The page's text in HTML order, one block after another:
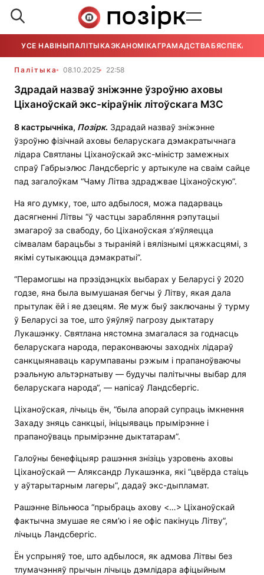
УСЕ НАВІНЫПАЛІТЫКАЭКАНОМІКАГРАМАДСТВАБЯСПЕКА
Палітыка 08.10.2025 22:58
Здрадай назваў зніжэнне ўзроўню аховы
Ціханоўскай экс-кіраўнік літоўскага МЗС
8 кастрычніка, Позірк. Здрадай назваў зніжэнне
ўзроўню фізічнай аховы беларускага дэмакратычнага
лідара Святланы Ціханоўскай экс-міністр замежных
спраў Габрыэлюс Ландсбергіс у артыкуле на сваім сайце
пад загалоўкам “Чаму Літва здраджвае Ціханоўскую”.
На яго думку, тое, што адбылося, можа падарваць
дасягненні Літвы “ў частцы зарабляння рэпутацыі
змагароў за свабоду, бо Ціханоўская з’яўляецца
сімвалам барацьбы з тыраніяй і вялізнымі цяжкасцямі, з
якімі сутыкаюцца дэмакратыі”.
“Перамогшы на прэзідэнцкіх выбарах у Беларусі ў 2020
годзе, яна была вымушаная бегчы ў Літву, якая дала
прытулак ёй і яе дзецям. Яе муж быў заключаны ў турму
ў Беларусі за тое, што ўяўляў пагрозу дыктатару
Лукашэнку. Святлана нястомна змагалася за годнасць
беларускага народа, пераконваючы заходніх лідараў
санкцыянаваць карумпаваны рэжым і прапаноўваючы
рэальную альтэрнатыву — будучы палітычны выбар для
беларускага народа“, — напісаў Ландсбергіс.
Ціханоўская, лічыць ён, “была апорай супраць імкнення
Захаду зняць санкцыі, ініцыяваць прымірэнне і
прапаноўваць прымірэнне дыктатарам”.
Галоўны бенефіцыяр рашэння знізіць узровень аховы
Ціханоўскай — Аляксандр Лукашэнка, які “цвёрда стаіць
у аўтарытарным лагеры”, дадаў экс-дыпламат.
Рашэнне Вільнюса “прыбраць ахову <…> Ціханоўскай
фактычна змушае яе сям’ю і яе офіс пакінуць Літву”,
лічыць Ландсбергіс.
Ён успрыняў тое, што адбылося, як адмова Літвы без
тлумачэнняў прычын лічыць дэмлідара афіцыйным